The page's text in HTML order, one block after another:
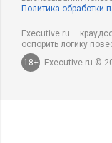
Политика обработки
Executive.ru –
оспорить логику
18+
Executive.ru ©